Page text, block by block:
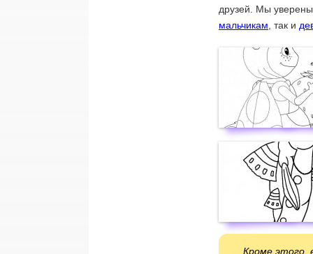
друзей. Мы
мальчикам , так и
Кроме этого,